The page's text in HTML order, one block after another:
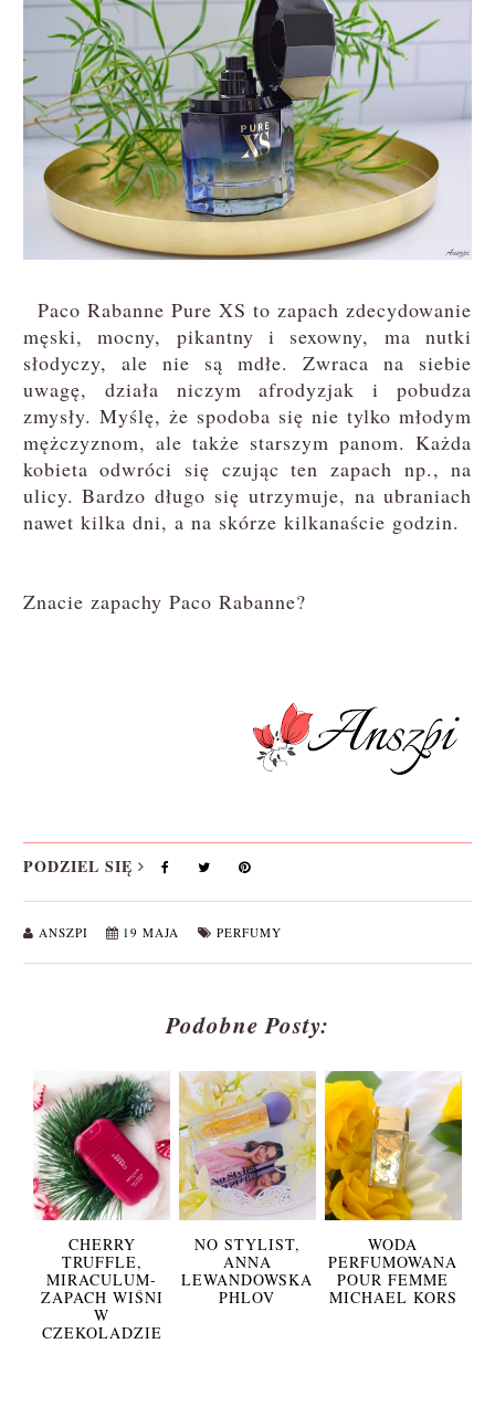
Paco Rabanne Pure XS to zapach zdecydowanie
męski, mocny, pikantny i sexowny, ma nutki
słodyczy, ale nie są mdłe. Zwraca na siebie
uwagę, działa niczym afrodyzjak i pobudza
zmysły. Myślę, że spodoba się nie tylko młodym
mężczyznom, ale także starszym panom. Każda
kobieta odwróci się czując ten zapach np., na
ulicy. Bardzo długo się utrzymuje, na ubraniach
nawet kilka dni, a na skórze kilkanaście godzin.
Znacie zapachy Paco Rabanne?
PODZIEL SIĘ
ANSZPI 19 MAJA PERFUMY
Podobne Posty:
CHERRY
TRUFFLE,
MIRACULUM-
ZAPACH WIŚNI
W
CZEKOLADZIE
NO STYLIST,
ANNA
LEWANDOWSKA
PHLOV
WODA
PERFUMOWANA
POUR FEMME
MICHAEL KORS